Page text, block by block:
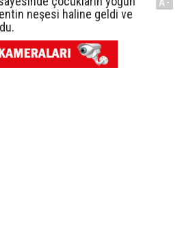
neşesi haline geldi ve